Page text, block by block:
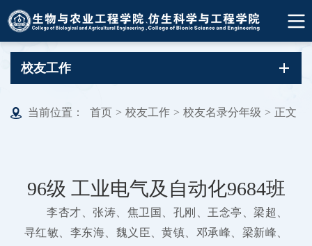
校友工作
当前位置： 首页 > 校友工作 > 校友名录分年级 > 正文
96级 工业电气及自动化9684班
李杏才、张涛、焦卫国、孔刚、王念亭、梁超、
寻红敏、李东海、魏义臣、黄镇、邓承峰、梁新峰、